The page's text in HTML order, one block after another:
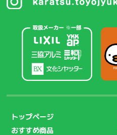
トップページ
おすすめ商品